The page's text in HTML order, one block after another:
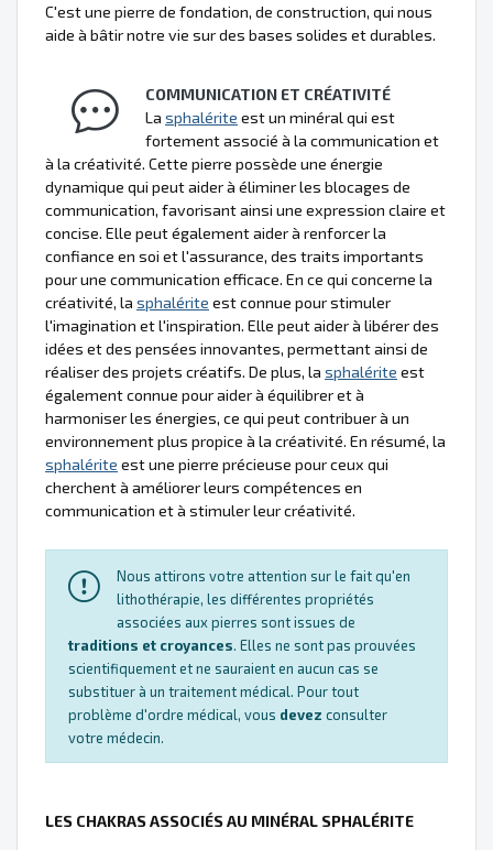
C'est une pierre de fondation, de construction, qui nous
aide à bâtir notre vie sur des bases solides et durables.
COMMUNICATION ET CRÉATIVITÉ
La sphalérite est un minéral qui est
fortement associé à la communication et
à la créativité. Cette pierre possède une énergie
dynamique qui peut aider à éliminer les blocages de
communication, favorisant ainsi une expression claire et
concise. Elle peut également aider à renforcer la
confiance en soi et l'assurance, des traits importants
pour une communication efficace. En ce qui concerne la
créativité, la sphalérite est connue pour stimuler
l'imagination et l'inspiration. Elle peut aider à libérer des
idées et des pensées innovantes, permettant ainsi de
réaliser des projets créatifs. De plus, la sphalérite est
également connue pour aider à équilibrer et à
harmoniser les énergies, ce qui peut contribuer à un
environnement plus propice à la créativité. En résumé, la
sphalérite est une pierre précieuse pour ceux qui
cherchent à améliorer leurs compétences en
communication et à stimuler leur créativité.
Nous attirons votre attention sur le fait qu'en
lithothérapie, les différentes propriétés
associées aux pierres sont issues de
traditions et croyances. Elles ne sont pas prouvées
scientifiquement et ne sauraient en aucun cas se
substituer à un traitement médical. Pour tout
problème d'ordre médical, vous devez consulter
votre médecin.
LES CHAKRAS ASSOCIÉS AU MINÉRAL SPHALÉRITE